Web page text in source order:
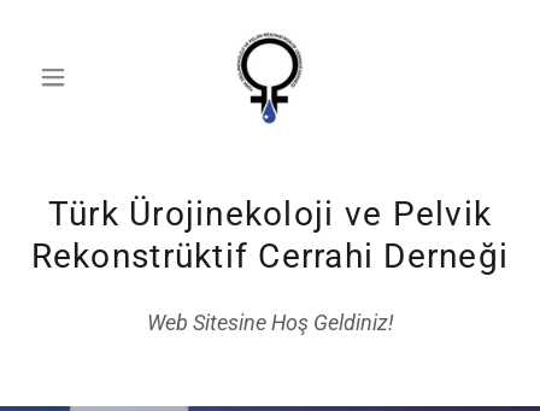
Türk Ürojinekoloji ve Pelvik
Rekonstrüktif Cerrahi Derneği
Web Sitesine Hoş Geldiniz!